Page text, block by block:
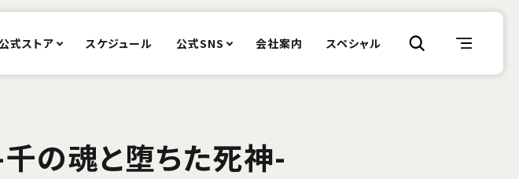
式ストア スケジュール 公式SNS 会社案内 スペシャル
千の魂と堕ちた死神-